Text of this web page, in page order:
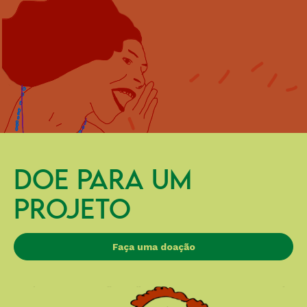
DOE PARA UM
PROJETO
Faça uma doação